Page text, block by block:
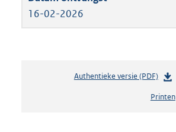
16-02-2026
Authentieke versie (PDF)b
s
Printen